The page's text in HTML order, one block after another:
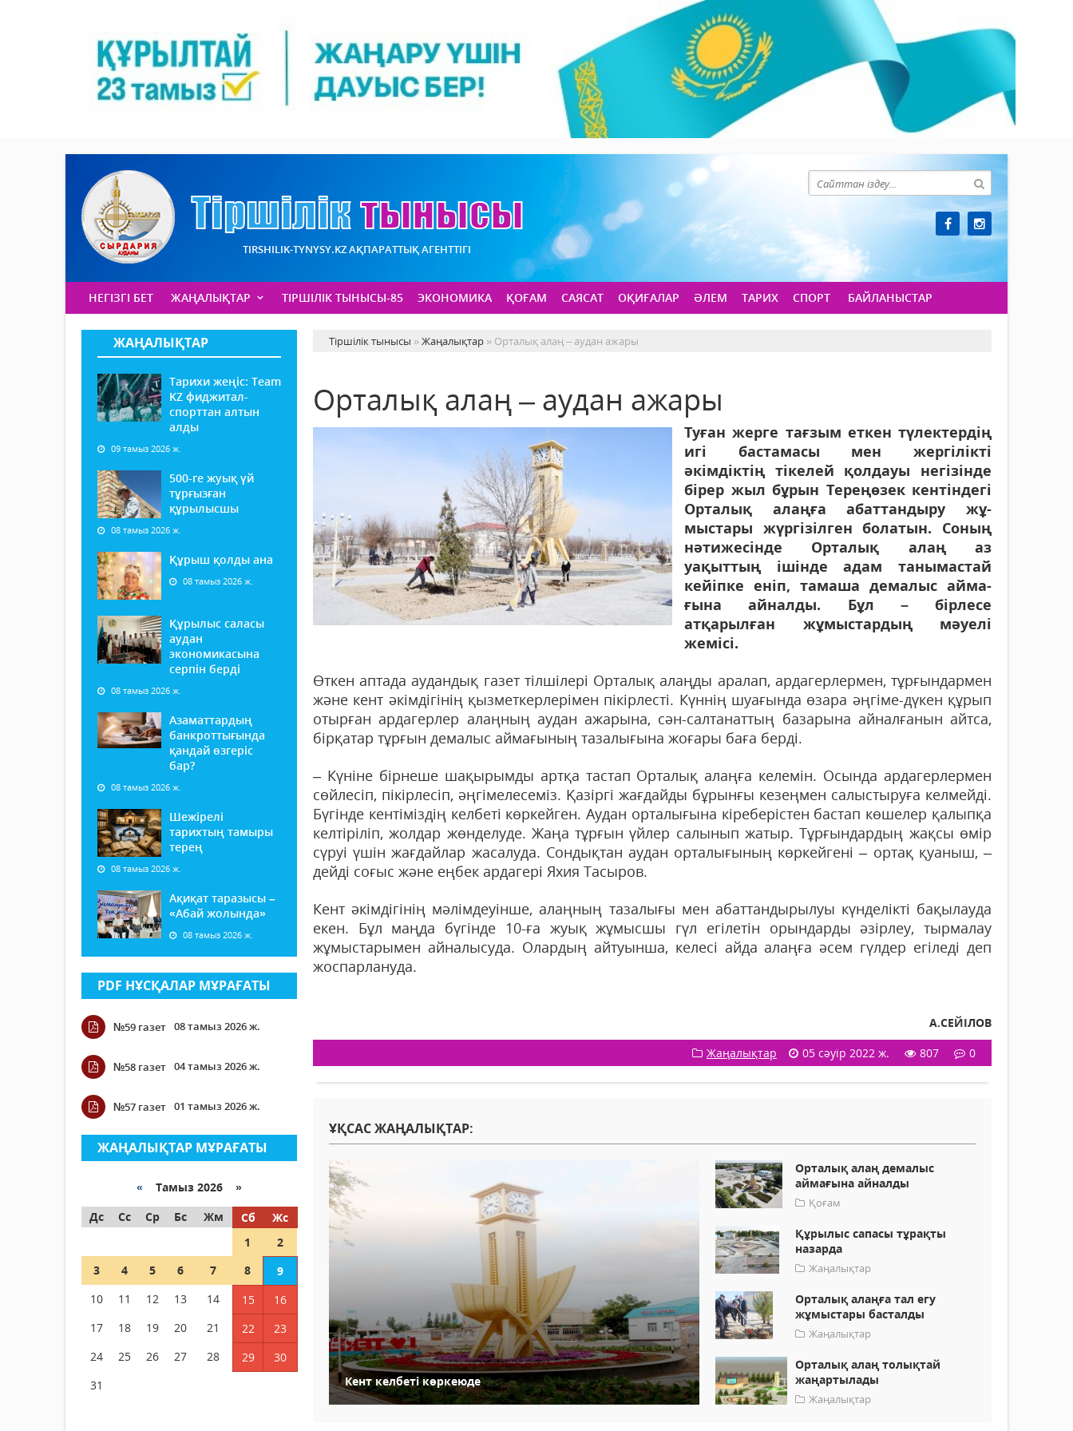
TIRSHILIK-TYNYSY.KZ АҚПАРАТТЫҚ АГЕНТТІГІ
НЕГІЗГІ БЕТ ЖАҢАЛЫҚТАР ТІРШІЛІК ТЫНЫСЫ-85 ЭКОНОМИКА ҚОҒАМ САЯСАТ ОҚИҒАЛАР ӘЛЕМ ТАРИХ СПОРТ БАЙЛАНЫСТАР
ЖАҢАЛЫҚТАР
Тарихи жеңіс: Team
KZ фиджитал-
спорттан алтын
алды
09 тамыз 2026 ж.
500-ге жуық үй
тұрғызған
құрылысшы
08 тамыз 2026 ж.
Құрыш қолды ана
08 тамыз 2026 ж.
Құрылыс саласы
аудан
экономикасына
серпін берді
08 тамыз 2026 ж.
Азаматтардың
банкроттығында
қандай өзгеріс
бар?
08 тамыз 2026 ж.
Шежірелі
тарихтың тамыры
терең
08 тамыз 2026 ж.
Ақиқат таразысы –
«Абай жолында»
08 тамыз 2026 ж.
PDF НҰСҚАЛАР МҰРАҒАТЫ
№59 газет 08 тамыз 2026 ж.
№58 газет 04 тамыз 2026 ж.
№57 газет 01 тамыз 2026 ж.
ЖАҢАЛЫҚТАР МҰРАҒАТЫ
« Тамыз 2026 »
Дс
Сс Ср Бс Жм Сб
Жс
1
2
3
4 5 6 7 8
9
10
11 12 13 14 15
16
17
18 19 20 21 22
23
24
25 26 27 28 29
30
31
Тіршілік тынысы »Жаңалықтар » Орталық алаң – аудан ажары
Орталық алаң – аудан ажары
Туған жерге тағзым еткен түлектердің
игі бас­тамасы мен жергілікті
әкімдіктің тікелей қол­дауы негізінде
бірер жыл бұрын Тереңөзек кентіндегі
Орталық алаңға абаттандыру жұ­
мыстары жүргізілген болатын. Соның
нәти­жесінде Орталық алаң аз
уақыттың ішінде адам танымастай
кейіпке еніп, тамаша демалыс айма­
ғына айналды. Бұл – бірлесе
атқарылған жұ­мыстардың мәуелі
жемісі.
Өткен аптада аудандық газет тілшілері Орталық алаңды аралап, ардагерлермен, тұрғындармен
және кент әкімдігінің қызметкерлерімен пікірлесті. Күннің шуағында өзара әңгіме-дүкен құрып
отырған ардагерлер алаңның аудан ажарына, сән-салтанаттың базарына айналғанын айтса,
бірқатар тұрғын демалыс аймағының тазалығына жоғары баға берді.
– Күніне бірнеше шақырымды артқа тастап Орталық алаңға келемін. Осында ардагерлермен
сөйлесіп, пікірлесіп, әңгімелесеміз. Қазіргі жағдайды бұрынғы кезеңмен салыстыруға келмейді.
Бүгінде кентіміздің келбеті көркейген. Аудан орталығына кіреберістен бастап көшелер қалыпқа
келтіріліп, жолдар жөнделуде. Жаңа тұрғын үйлер салынып жатыр. Тұрғындардың жақсы өмір
сүруі үшін жағдайлар жасалуда. Сондықтан аудан орталығының көркейгені – ортақ қуаныш, –
дейді соғыс және еңбек ардагері Яхия Тасыров.
Кент әкімдігінің мәлімдеуінше, алаңның тазалығы мен абаттандырылуы күнделікті бақылауда
екен. Бұл маңда бүгінде 10-ға жуық жұмысшы гүл егілетін орындарды әзірлеу, тырмалау
жұмыстарымен айналысуда. Олардың айтуынша, келесі айда алаңға әсем гүлдер егіледі деп
жоспарлануда.
А.СЕЙІЛОВ
Жаңалықтар
05 сәуір 2022 ж. 807 0
ҰҚСАС ЖАҢАЛЫҚТАР:
Кент келбеті көркеюде
Орталық алаң демалыс
аймағына айналды
Қоғам
Құрылыс сапасы тұрақты
назарда
Жаңалықтар
Орталық алаңға тал егу
жұмыстары басталды
Жаңалықтар
Орталық алаң толықтай
жаңартылады
Жаңалықтар